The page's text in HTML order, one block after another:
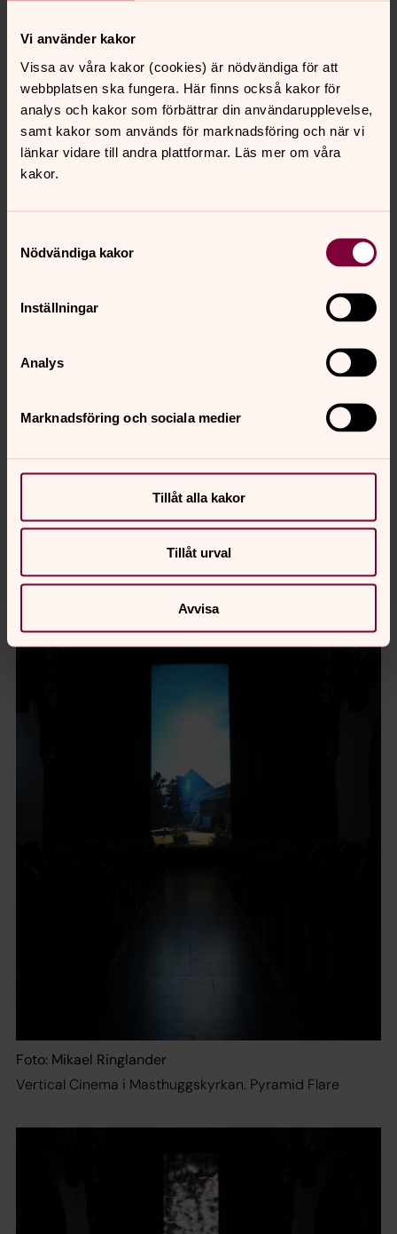
Vi använder kakor
Vissa av våra kakor (cookies) är nödvändiga för att
webbplatsen ska fungera. Här finns också kakor för
analys och kakor som förbättrar din användarupplevelse,
samt kakor som används för marknadsföring och när vi
länkar vidare till andra plattformar. Läs mer om våra
kakor.
Nödvändiga kakor
Inställningar
Analys
Marknadsföring och sociala medier
Tillåt alla kakor
Tillåt urval
Avvisa
Foto: Mikael Ringlander
Vertical Cinema i Masthuggskyrkan. Colterrain
Foto: Mikael Ringlander
Foto: Mikael Ringlander
Vertical Cinema i Masthuggskyrkan. Pyramid Flare